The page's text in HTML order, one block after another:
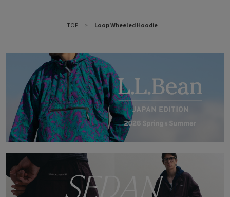
TOP > Loop Wheeled Hoodie